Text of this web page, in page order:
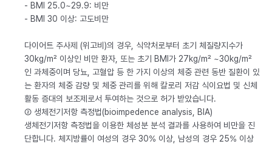
- BMI 25.0~29.9: 비만
- BMI 30 이상: 고도비만
다이어트 주사제 (위고비)의 경우, 식약처로부터 초기 체질량지수가
30kg/m² 이상인 비만 환자, 또는 초기 BMI가 27kg/m² ~30kg/m²
인 과체중이며 당뇨, 고혈압 등 한 가지 이상의 체중 관련 동반 질환이 있
는 환자의 체중 감량 및 체중 관리를 위해 칼로리 저감 식이요법 및 신체
활동 증대의 보조제로서 투여하는 것으로 허가 받았습니다.
② 생체전기저항 측정법(bioimpedence analysis, BIA)
생체전기저항 측정법을 이용한 체성분 분석 결과를 사용하여 비만을 진
단합니다. 체지방률이 여성의 경우 30% 이상, 남성의 경우 25% 이상